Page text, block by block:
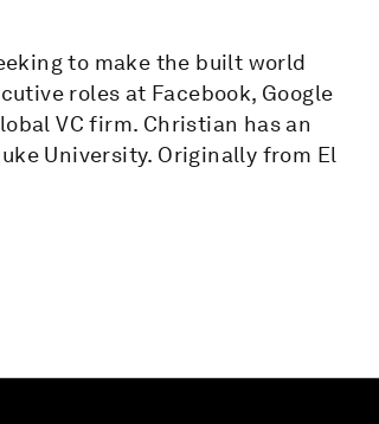
to make the built world
roles at Facebook, Google
VC firm. Christian has an
University. Originally from El